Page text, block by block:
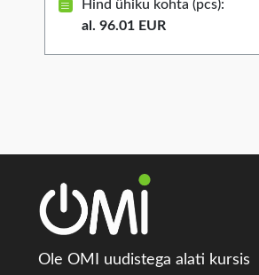
Hind ühiku kohta (pcs):
al. 96.01 EUR
Ole OMI uudistega alati kursis